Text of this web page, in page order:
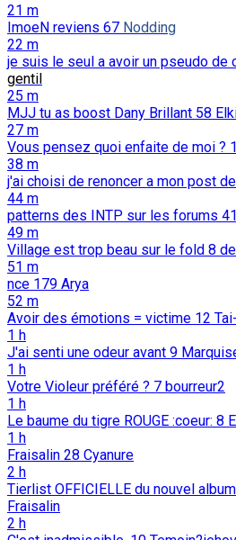
21 m
ImoeN reviens 67 Nodding
22 m
je suis le seul a avoir un pseudo de
gentil
25 m
MJJ tu as boost Dany Brillant 58
27 m
Vous pensez quoi enfaite de moi ?
38 m
j'ai choisi de renoncer a mon post
44 m
patterns des INTP sur les forums 41
49 m
Village est trop beau sur le fold 8
51 m
nce 179 Arya
52 m
Avoir des émotions = victime 12
1 h
J'ai senti une odeur avant 9
1 h
Votre Violeur préféré ? 7 bourreur2
1 h
Le baume du tigre ROUGE :coeur: 8
1 h
Fraisalin 28 Cyanure
2 h
Tierlist OFFICIELLE du nouvel
Fraisalin
2 h